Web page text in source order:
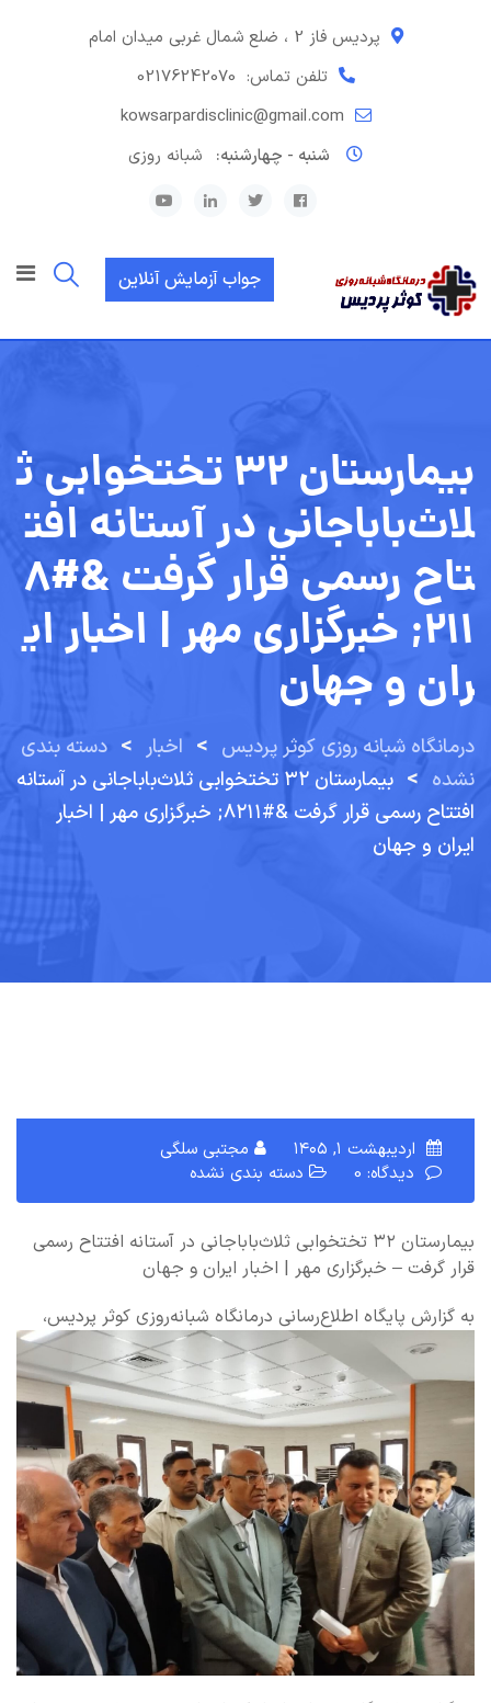
پردیس فاز 2 ، ضلع شمال غربی میدان امام
تلفن تماس: 02176242070
kowsarpardisclinic@gmail.com
شنبه - چهارشنبه:
شبانه روزی
جواب آزمایش آنلاین
بیمارستان ۳۲ تختخوابی ث
لاث‌باباجانی در آستانه افت
تاح رسمی قرار گرفت &#۸
۲۱۱; خبرگزاری مهر | اخبار ای
ران و جهان
درمانگاه شبانه روزی کوثر پردیس > اخبار > دسته بندی
نشده >
بیمارستان ۳۲ تختخوابی ثلاث‌باباجانی در آستانه
افتتاح رسمی قرار گرفت &#۸۲۱۱; خبرگزاری مهر | اخبار
ایران و جهان
اردیبهشت ۱, ۱۴۰۵
مجتبی سلگی
دیدگاه: 0
دسته بندی نشده
بیمارستان ۳۲ تختخوابی ثلاث‌باباجانی در آستانه افتتاح رسمی
قرار گرفت – خبرگزاری مهر | اخبار ایران و جهان
به گزارش پایگاه اطلاع‌رسانی درمانگاه شبانه‌روزی کوثر پردیس،